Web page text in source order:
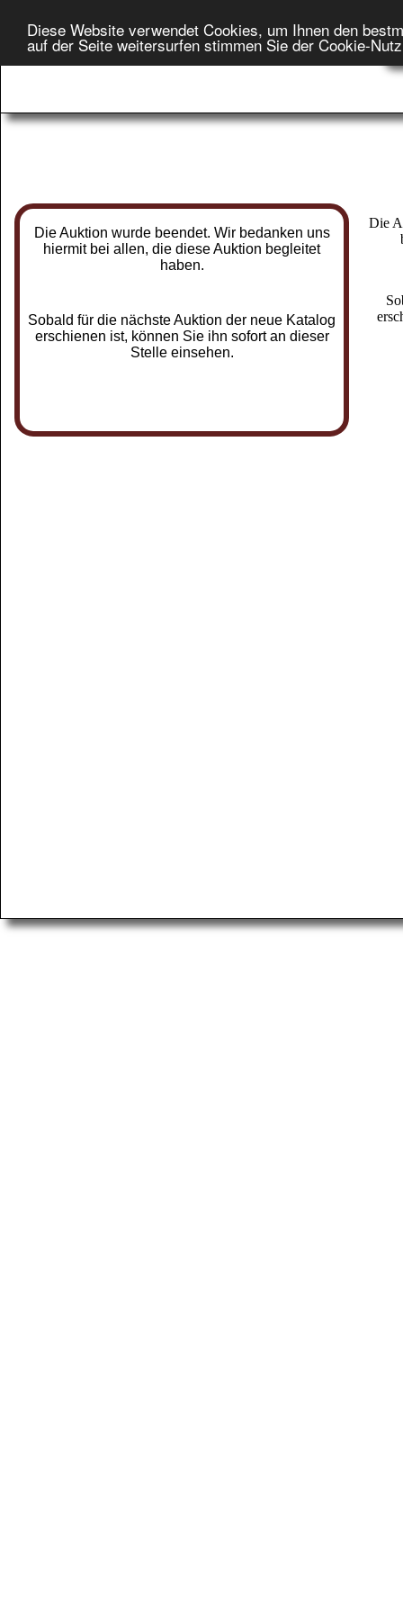
Diese Website verwendet Cookies, um Ihnen den
auf der Seite weitersurfen stimmen Sie der Cookie-
Die Auktion wurde beendet. Wir bedanken uns
hiermit bei allen, die diese Auktion begleitet
haben.
Sobald für die nächste Auktion der neue Katalog
erschienen ist, können Sie ihn sofort an dieser
Stelle einsehen.
Die